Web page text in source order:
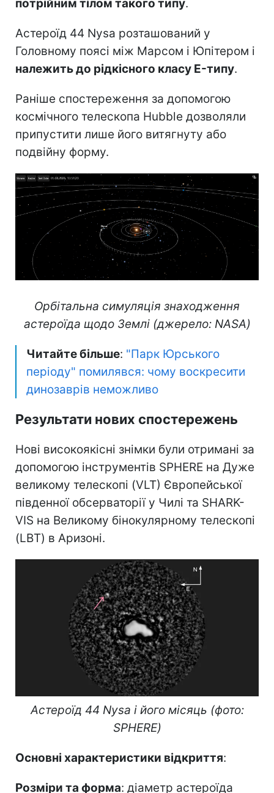
потрійним тілом такого типу.
Астероїд 44 Nysa розташований у
Головному поясі між Марсом і Юпітером і
належить до рідкісного класу E-типу.
Раніше спостереження за допомогою
космічного телескопа Hubble дозволяли
припустити лише його витягнуту або
подвійну форму.
Орбітальна симуляція знаходження
астероїда щодо Землі (джерело: NASA)
Читайте більше: "Парк Юрського
періоду" помилявся: чому воскресити
динозаврів неможливо
Результати нових спостережень
Нові високоякісні знімки були отримані за
допомогою інструментів SPHERE на Дуже
великому телескопі (VLT) Європейської
південної обсерваторії у Чилі та SHARK-
VIS на Великому бінокулярному телескопі
(LBT) в Аризоні.
Астероїд 44 Nysa і його місяць (фото:
SPHERE)
Основні характеристики відкриття:
Розміри та форма: діаметр астероїда